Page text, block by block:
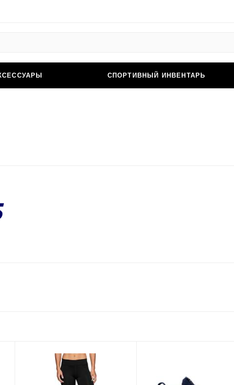
СПОРТИВНЫЙ ИНВЕНТАРЬ